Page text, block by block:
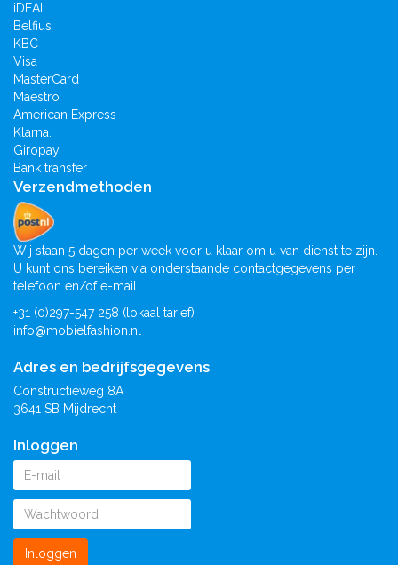
iDEAL
Belfius
KBC
Visa
MasterCard
Maestro
American Express
Klarna.
Giropay
Bank transfer
Verzendmethoden
Wij staan 5 dagen per week voor u klaar om u van dienst te zijn.
U kunt ons bereiken via onderstaande contactgegevens per
telefoon en/of e-mail.
+31 (0)297-547 258 (lokaal tarief)
info@mobielfashion.nl
Adres en bedrijfsgegevens
Constructieweg 8A
3641 SB Mijdrecht
Inloggen
Inloggen